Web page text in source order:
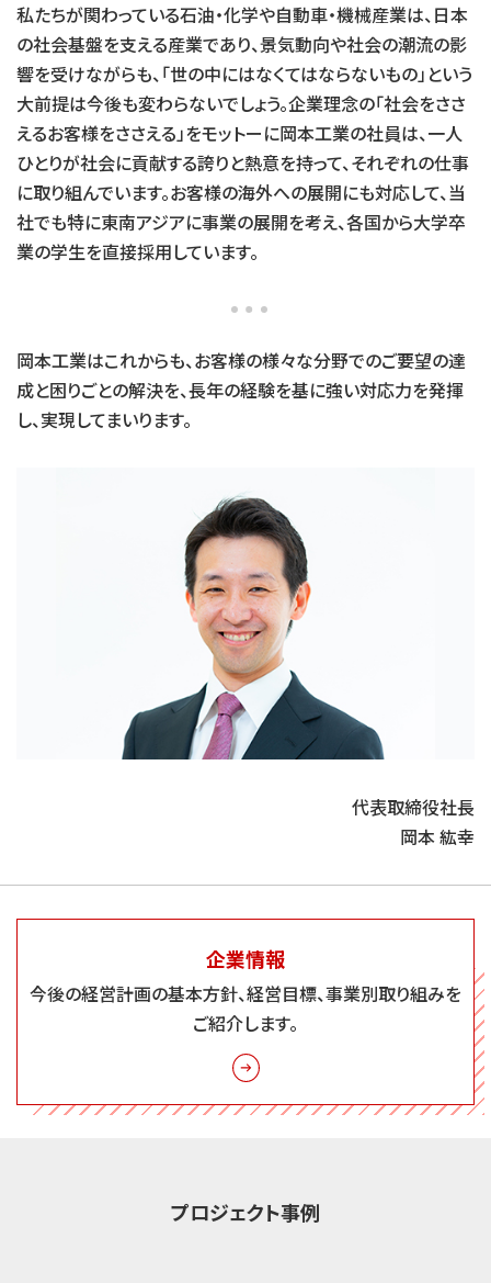
私たちが関わっている石油・化学や自動車・機械産業は、日本
の社会基盤を支える産業であり、景気動向や社会の潮流の影
響を受けながらも、「世の中にはなくてはならないもの」という
大前提は今後も変わらないでしょう。企業理念の「社会をささ
えるお客様をささえる」をモットーに岡本工業の社員は、一人
ひとりが社会に貢献する誇りと熱意を持って、それぞれの仕事
に取り組んでいます。お客様の海外への展開にも対応して、当
社でも特に東南アジアに事業の展開を考え、各国から大学卒
業の学生を直接採用しています。
岡本工業はこれからも、お客様の様々な分野でのご要望の達
成と困りごとの解決を、長年の経験を基に強い対応力を発揮
し、実現してまいります。
代表取締役社長
岡本 紘幸
企業情報
今後の経営計画の基本方針、経営目標、事業別取り組みを
ご紹介します。
プロジェクト事例